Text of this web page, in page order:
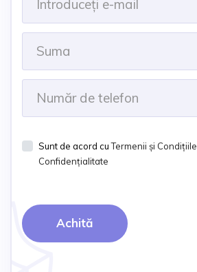
Sunt de acord cuTermenii și Condițiile
Confidențialitate
Achită